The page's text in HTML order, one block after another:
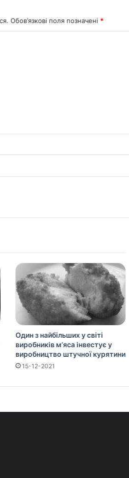
Обов’язкові поля позначені *
Один з найбільших у світі
виробників м’яса інвестує у
виробництво штучної курятини
15-12-2021